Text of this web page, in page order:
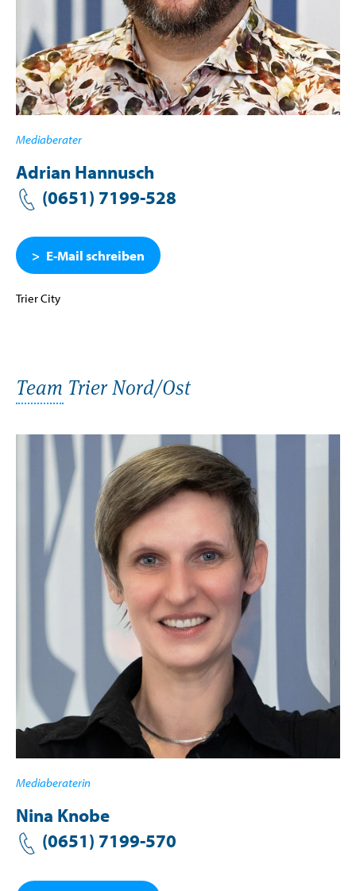
Mediaberater
Adrian Hannusch
(0651) 7199-528
E-Mail schreiben
Trier City
Team Trier Nord/Ost
Mediaberaterin
Nina Knobe
(0651) 7199-570